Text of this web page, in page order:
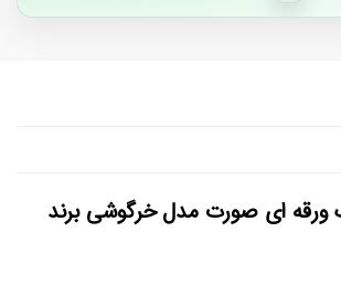
ای صورت مدل خرگوشی برند